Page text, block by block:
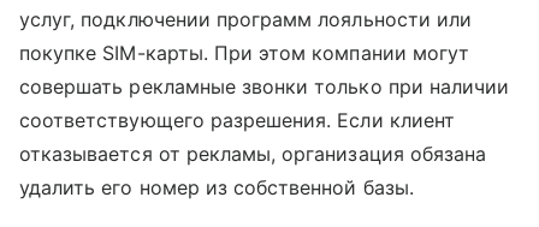
услуг, подключении программ лояльности или
покупке SIM-карты. При этом компании могут
совершать рекламные звонки только при наличии
соответствующего разрешения. Если клиент
отказывается от рекламы, организация обязана
удалить его номер из собственной базы.